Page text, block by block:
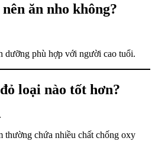
ăn nho không?
dưỡng phù hợp với người cao tuổi.
loại nào tốt hơn?
thường chứa nhiều chất chống oxy